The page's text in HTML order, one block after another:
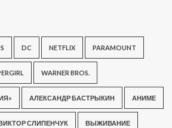
DC NETFLIX PARAMOUNT
WARNER BROS.
АЛЕКСАНДР БАСТРЫКИН АНИМЕ
СЛИПЕНЧУК ВЫЖИВАНИЕ